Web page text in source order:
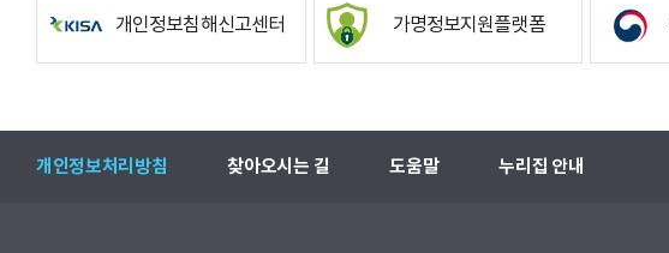
개인정보침해신고센터 가명정보지원플랫폼
개인정보처리방침 찾아오시는 길 도움말 누리집 안내